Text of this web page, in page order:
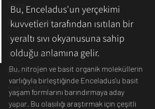
Zooloji
Günün Fotoğrafı
Biyoloji
Günün Düşüneni
Çevre
Kısa Kısa Bilim
Kimya
Bu, Enceladus'un yerçekimi
kuvvetleri tarafından ısıtılan bir
yeraltı sıvı okyanusuna sahip
olduğu anlamına gelir.
Bu, nitrojen ve basit organik moleküllerin
varlığıyla birleştiğinde Enceladus'u basit
yaşam formlarını barındırmaya aday
yapar. Bu olasılığı araştırmak için çeşitli